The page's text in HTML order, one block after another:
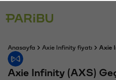
Anasayfa Axie Infinity fiyatı Axie
Axie Infinity (AXS)